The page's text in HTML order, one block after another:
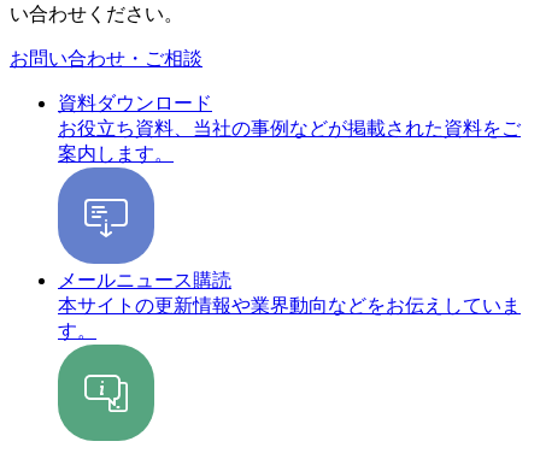
い合わせください。
お問い合わせ・ご相談
資料ダウンロード
お役立ち資料、当社の事例などが掲載された資料をご
案内します。
メールニュース購読
本サイトの更新情報や業界動向などをお伝えしていま
す。